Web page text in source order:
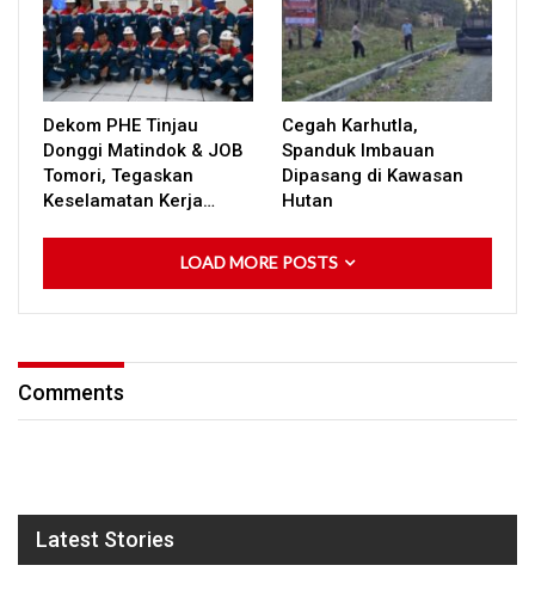
Dekom PHE Tinjau
Donggi Matindok & JOB
Tomori, Tegaskan
Keselamatan Kerja…
Cegah Karhutla,
Spanduk Imbauan
Dipasang di Kawasan
Hutan
LOAD MORE POSTS
Comments
Latest Stories